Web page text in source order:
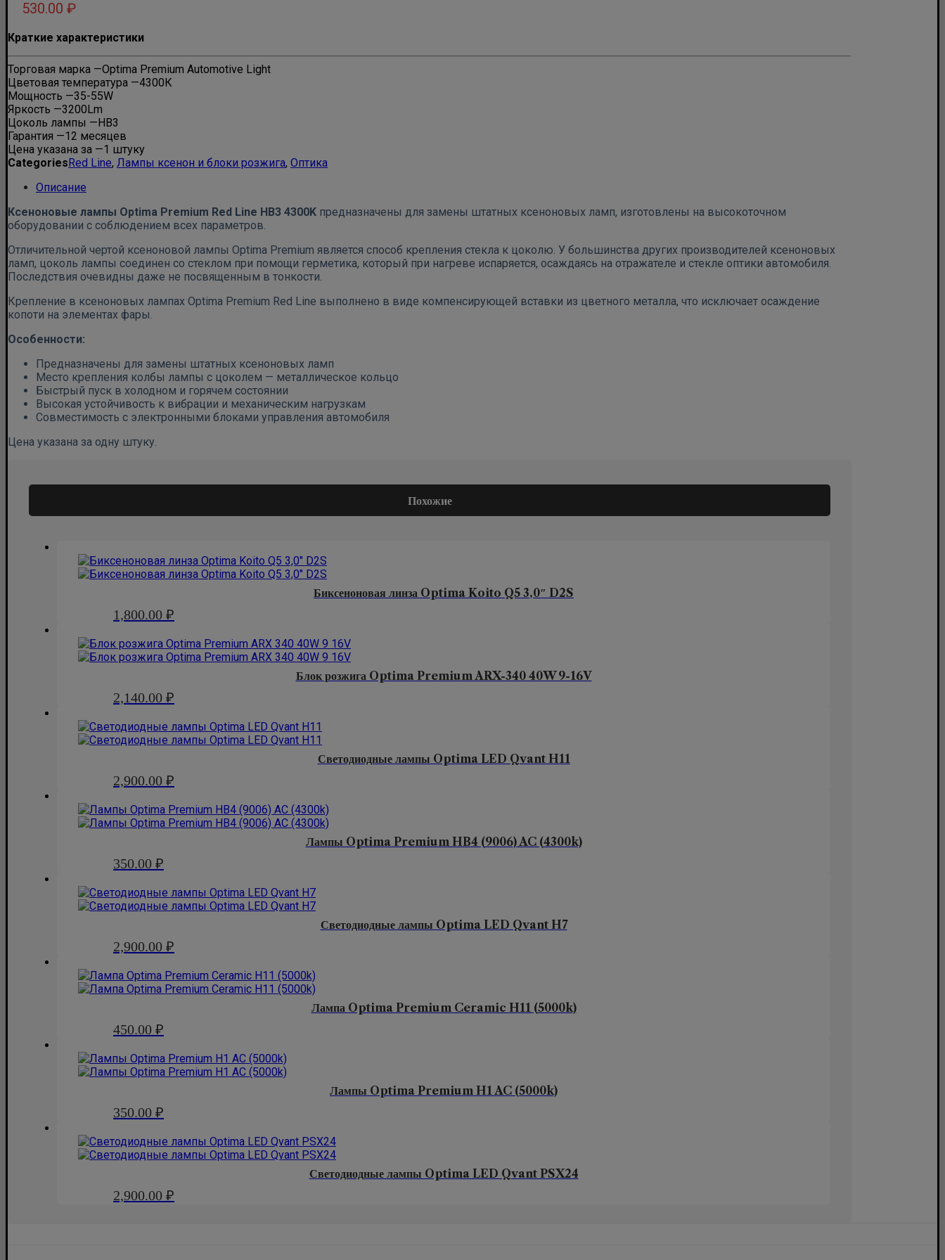
530.00 ₽
Краткие характеристики
Торговая марка —Optima Premium Automotive Light
Цветовая температура —4300К
Мощность —35-55W
Яркость —3200Lm
Цоколь лампы —HB3
Гарантия —12 месяцев
Цена указана за —1 штуку
CategoriesRed Line, Лампы ксенон и блоки розжига, Оптика
Описание
Ксеноновые лампы Optima Premium Red Line HB3 4300K предназначены для замены штатных ксеноновых ламп, изготовлены на высокоточном
оборудовании с соблюдением всех параметров.
Отличительной чертой ксеноновой лампы Optima Premium является способ крепления стекла к цоколю. У большинства других производителей ксеноновых
ламп, цоколь лампы соединен со стеклом при помощи герметика, который при нагреве испаряется, осаждаясь на отражателе и стекле оптики автомобиля.
Последствия очевидны даже не посвященным в тонкости.
Крепление в ксеноновых лампах Optima Premium Red Line выполнено в виде компенсирующей вставки из цветного металла, что исключает осаждение
копоти на элементах фары.
Особенности:
Предназначены для замены штатных ксеноновых ламп
Место крепления колбы лампы с цоколем — металлическое кольцо
Быстрый пуск в холодном и горячем состоянии
Высокая устойчивость к вибрации и механическим нагрузкам
Совместимость с электронными блоками управления автомобиля
Цена указана за одну штуку.
Похожие
Биксеноновая линза Optima Koito Q5 3,0″ D2S
1,800.00 ₽
Блок розжига Optima Premium ARX-340 40W 9-16V
2,140.00 ₽
Светодиодные лампы Optima LED Qvant H11
2,900.00 ₽
Лампы Optima Premium HB4 (9006) AC (4300k)
350.00 ₽
Светодиодные лампы Optima LED Qvant H7
2,900.00 ₽
Лампа Optima Premium Ceramic H11 (5000k)
450.00 ₽
Лампы Optima Premium H1 AC (5000k)
350.00 ₽
Светодиодные лампы Optima LED Qvant PSX24
2,900.00 ₽